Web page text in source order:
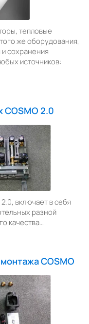
тепловые
же оборудования,
сохранения
источников:
COSMO 2.0
включает в себя
разной
качества…
COSMO